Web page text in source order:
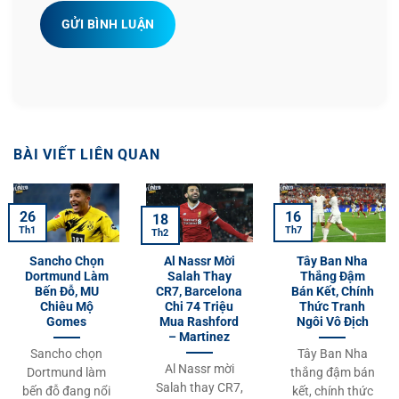
GỬI BÌNH LUẬN
BÀI VIẾT LIÊN QUAN
Sancho Chọn
Dortmund Làm
Bến Đỗ, MU
Chiêu Mộ
Gomes
Sancho chọn
Dortmund làm
bến đỗ đang nổi
26
Th1
Al Nassr Mời
Salah Thay
CR7, Barcelona
Chi 74 Triệu
Mua Rashford
– Martinez
Al Nassr mời
Salah thay CR7,
18
Th2
Tây Ban Nha
Thắng Đậm
Bán Kết, Chính
Thức Tranh
Ngôi Vô Địch
Tây Ban Nha
thắng đậm bán
kết, chính thức
16
Th7